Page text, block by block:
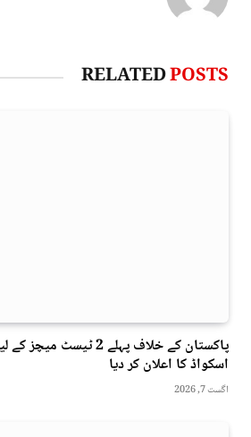
RELATEDPOSTS
اسکواڈ کا اعلان کر دیا
اگست 7, 2026